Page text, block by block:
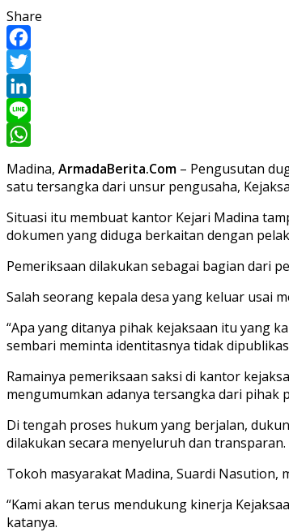
Share
Facebook
Twitter
LinkedIn
Line
Madina, ArmadaBerita.Com – Pengusutan
satu tersangka dari unsur pengusaha,
Situasi itu membuat kantor Kejari Madina
dokumen yang diduga berkaitan dengan
Pemeriksaan dilakukan sebagai bagian dari
Salah seorang kepala desa yang keluar usai
“Apa yang ditanya pihak kejaksaan itu yang
sembari meminta identitasnya tidak
Ramainya pemeriksaan saksi di kantor
mengumumkan adanya tersangka dari pihak
Di tengah proses hukum yang berjalan,
dilakukan secara menyeluruh dan transparan.
Tokoh masyarakat Madina, Suardi
“Kami akan terus mendukung kinerja
katanya.